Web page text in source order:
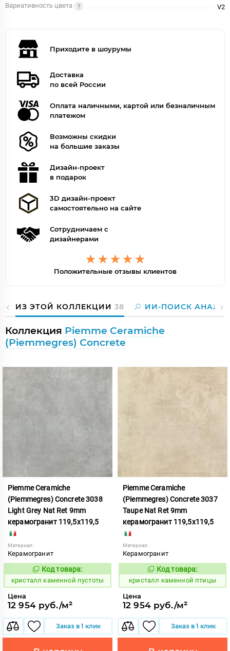
Вариативность цвета
V2
Приходите в шоурумы
Доставка
по всей России
Оплата наличными, картой или безналичным
платежом
Возможны скидки
на большие заказы
Дизайн-проект
в подарок
3D дизайн-проект
самостоятельно на сайте
Сотрудничаем с
дизайнерами
Положительные отзывы клиентов
ИЗ ЭТОЙ КОЛЛЕКЦИИ 38 ИИ-ПОИСК
Коллекция Piemme Ceramiche
(Piemmegres) Concrete
Piemme Ceramiche
(Piemmegres) Concrete 3038
Light Grey Nat Ret 9mm
керамогранит 119,5x119,5
Материал:
Керамогранит
817199
Код товара:
кристалл каменной пустоты
Цена
12 954 руб./м²
Заказ в 1 клик
Piemme Ceramiche
(Piemmegres) Concrete 3037
Taupe Nat Ret 9mm
керамогранит 119,5x119,5
Материал:
Керамогранит
817198
Код товара:
кристалл каменной птицы
Цена
12 954 руб./м²
Заказ в 1 клик